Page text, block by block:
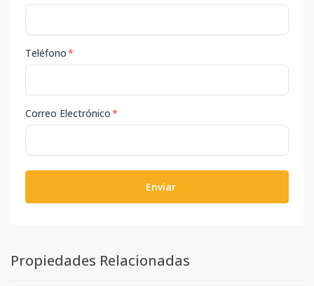
Teléfono*
Correo Electrónico*
Enviar
Propiedades Relacionadas